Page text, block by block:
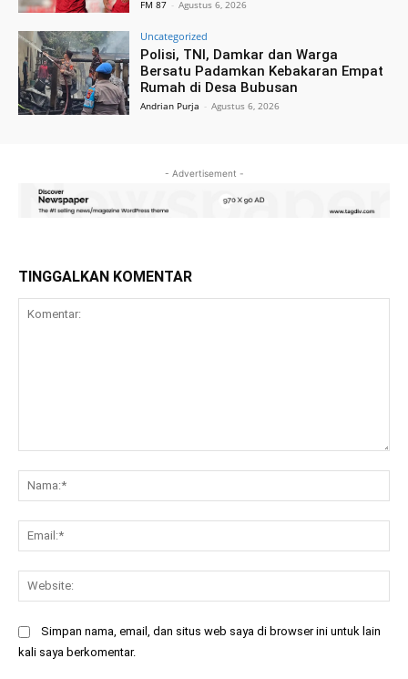
FM 87 - Agustus 6, 2026
Uncategorized
Polisi, TNI, Damkar dan Warga
Bersatu Padamkan Kebakaran Empat
Rumah di Desa Bubusan
Andrian Purja - Agustus 6, 2026
- Advertisement -
TINGGALKAN KOMENTAR
Simpan nama, email, dan situs web saya di browser ini untuk lain
kali saya berkomentar.